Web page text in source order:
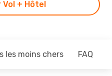
Vol + Hôtel
les moins chers FAQ